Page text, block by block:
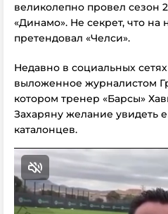
великолепно провел сезон
«Динамо». Не секрет, что на
претендовал «Челси».
Недавно в социальных
выложенное журналистом
котором тренер «Барсы»
Захаряну желание увидеть
каталонцев.